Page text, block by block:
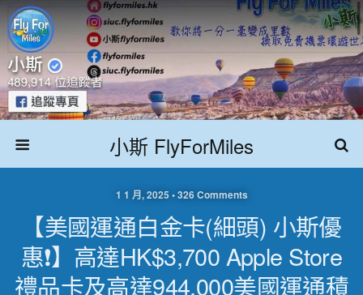
小斯 FlyForMiles
1 1 月, 2025 • 326 Comments
【美國運通白金卡(細頭) 小斯優
惠❗】高達HK$3,700 Apple Store
禮品卡及高達944,000美國運通積